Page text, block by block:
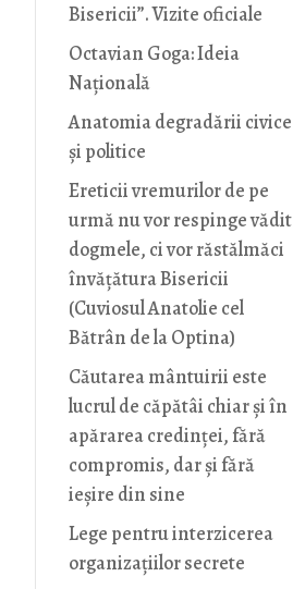
Bisericii”. Vizite oficiale
Octavian Goga: Ideia
Naţională
Anatomia degradării civice
și politice
Ereticii vremurilor de pe
urmă nu vor respinge vădit
dogmele, ci vor răstălmăci
învățătura Bisericii
(Cuviosul Anatolie cel
Bătrân de la Optina)
Căutarea mântuirii este
lucrul de căpătâi chiar și în
apărarea credinței, fără
compromis, dar și fără
ieșire din sine
Lege pentru interzicerea
organizaţiilor secrete